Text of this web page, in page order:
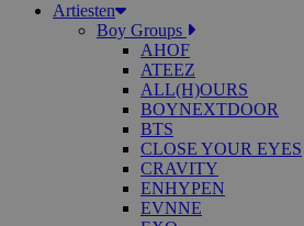
Artiesten
Boy Groups
AHOF
ATEEZ
ALL(H)OURS
BOYNEXTDOOR
BTS
CLOSE YOUR EYES
CRAVITY
ENHYPEN
EVNNE